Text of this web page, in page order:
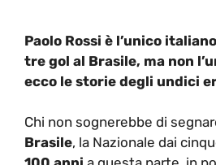
Paolo Rossi è l’unico
tre gol al Brasile, ma non
ecco le storie degli undici
Chi non sognerebbe di
Brasile, la Nazionale dai